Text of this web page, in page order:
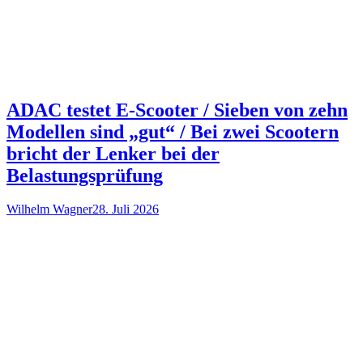
ADAC testet E-Scooter / Sieben von zehn
Modellen sind „gut“ / Bei zwei Scootern
bricht der Lenker bei der
Belastungsprüfung
Wilhelm Wagner28. Juli 2026